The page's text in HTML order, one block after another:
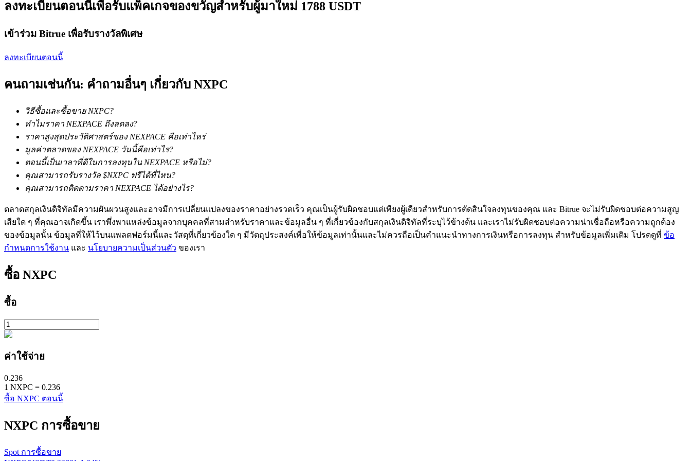
รับรางวัลการแข่งขันทุกวัน
การปักหลัก
ผลตอบแทนสูงและเข้าถึงได้ทันที
Launchpool
การลงทุนพิเศษสำหรับผู้ถือ BTR
ลงทะเบียนตอนนี้เพื่อรับแพ็คเกจของขวัญสำหรับผู้มาใหม่ 1788 USDT
เข้าร่วม Bitrue เพื่อรับรางวัลพิเศษ
ลงทะเบียนตอนนี้
คนถามเช่นกัน: คำถามอื่นๆ เกี่ยวกับ NXPC
วิธีซื้อและซื้อขาย NXPC?
ทำไมราคา NEXPACE ถึงลดลง?
ราคาสูงสุดประวัติศาสตร์ของ NEXPACE คือเท่าไหร่
มูลค่าตลาดของ NEXPACE วันนี้คือเท่าไร?
ตอนนี้เป็นเวลาที่ดีในการลงทุนใน NEXPACE หรือไม่?
คุณสามารถรับรางวัล $NXPC ฟรีได้ที่ไหน?
คุณสามารถติดตามราคา NEXPACE ได้อย่างไร?
ตลาดสกุลเงินดิจิทัลมีความผันผวนสูงและอาจมีการเปลี่ยนแปลงของราคาอย่างรวดเร็ว คุณเป็นผู้รับผิดชอบแต่เพียงผู้เดียวสำหรับการตัดสินใจลงทุนของคุณ และ Bitrue จะไม่รับผิดชอบต่อความสูญ
เสียใด ๆ ที่คุณอาจเกิดขึ้น เราพึ่งพาแหล่งข้อมูลจากบุคคลที่สามสำหรับราคาและข้อมูลอื่น ๆ ที่เกี่ยวข้องกับสกุลเงินดิจิทัลที่ระบุไว้ข้างต้น และเราไม่รับผิดชอบต่อความน่าเชื่อถือหรือความถูกต้อง
ของข้อมูลนั้น ข้อมูลที่ให้ไว้บนแพลตฟอร์มนี้และวัสดุที่เกี่ยวข้องใด ๆ มีวัตถุประสงค์เพื่อให้ข้อมูลเท่านั้นและไม่ควรถือเป็นคำแนะนำทางการเงินหรือการลงทุน สำหรับข้อมูลเพิ่มเติม โปรดดูที่ ข้อ
กำหนดการใช้งาน และ นโยบายความเป็นส่วนตัว ของเรา
ซื้อ NXPC
ซื้อ
ค่าใช้จ่าย
0.236
1 NXPC = 0.236
ซื้อ NXPC ตอนนี้
NXPC การซื้อขาย
Spot การซื้อขาย